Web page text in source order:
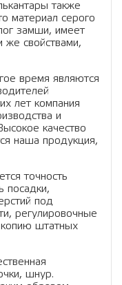
также
материал серого
замши, имеет
же свойствами,
время являются
лет компания
и
качество
наша продукция,
точность
посадки,
под
регулировочные
копию штатных
шнур.